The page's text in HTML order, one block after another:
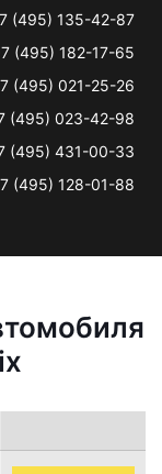
(495) 135-42-87
(495) 182-17-65
(495) 021-25-26
(495) 023-42-98
(495) 431-00-33
(495) 128-01-88